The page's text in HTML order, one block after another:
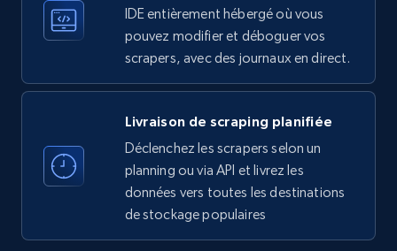
information by user name
Account, Fbid, ID, Followers, Posts count, Is
business account, Is professional account, Is
verified, and more.
3.5K+ Essai gratuit
Crunchbase companies information
Name, URL, ID, Cb rank, Region, About,
IDE entièrement hébergé où vous
pouvez modifier et déboguer vos
scrapers, avec des journaux en direct.
Livraison de scraping planifiée
Déclenchez les scrapers selon un
planning ou via API et livrez les
données vers toutes les destinations
de stockage populaires